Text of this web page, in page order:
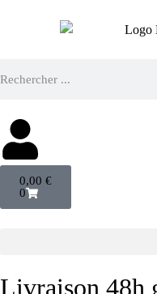
0,00 €
0
Livraison 48h